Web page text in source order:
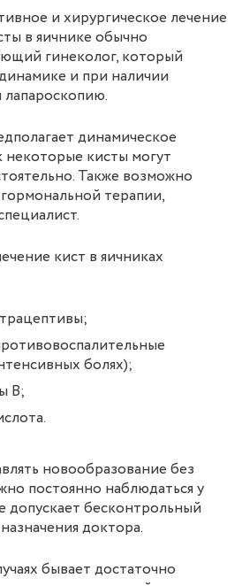
и хирургическое лечение
в яичнике обычно
гинеколог, который
и при наличии
лапароскопию.
динамическое
некоторые кисты могут
Также возможно
терапии,
кист в яичниках
болях);
В;
новообразование без
постоянно наблюдаться у
допускает бесконтрольный
доктора.
бывает достаточно